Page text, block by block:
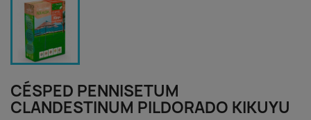
CÉSPED PENNISETUM
CLANDESTINUM PILDORADO KIKUYU